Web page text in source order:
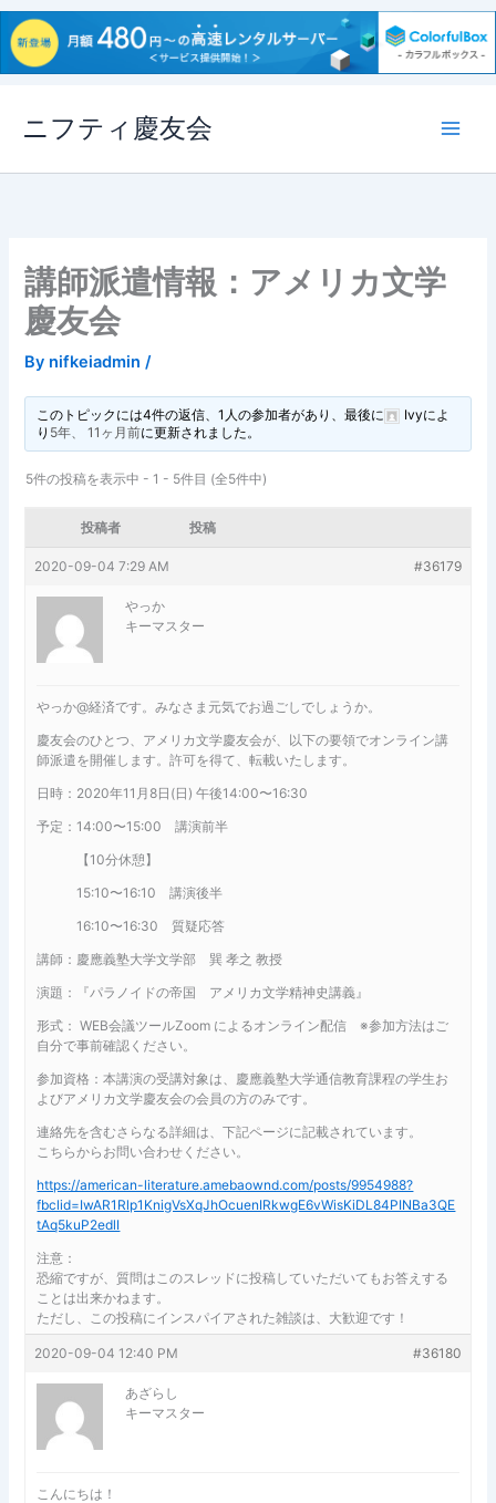
ス
ニフティ慶友会
講師派遣情報：アメリカ文学
慶友会
By nifkeiadmin/
このトピックには4件の返信、1人の参加者があり、最後に Ivyによ
り 5年、 11ヶ月前に更新されました。
5件の投稿を表示中 - 1 - 5件目 (全5件中)
投稿者 投稿
2020-09-04 7:29 AM #36179
やっか
キーマスター
やっか@経済です。みなさま元気でお過ごしでしょうか。
慶友会のひとつ、アメリカ文学慶友会が、以下の要領でオンライン講
師派遣を開催します。許可を得て、転載いたします。
日時：2020年11月8日(日) 午後14:00〜16:30
予定：14:00〜15:00 講演前半
【10分休憩】
15:10〜16:10 講演後半
16:10〜16:30 質疑応答
講師：慶應義塾大学文学部 巽 孝之 教授
演題：『パラノイドの帝国 アメリカ文学精神史講義』
形式： WEB会議ツールZoom によるオンライン配信 ※参加方法はご
自分で事前確認ください。
参加資格：本講演の受講対象は、慶應義塾大学通信教育課程の学生お
よびアメリカ文学慶友会の会員の方のみです。
連絡先を含むさらなる詳細は、下記ページに記載されています。
こちらからお問い合わせください。
https://american-literature.amebaownd.com/posts/9954988?
fbclid=IwAR1Rlp1KnigVsXqJhOcuenIRkwgE6vWisKiDL84PINBa3QE
tAq5kuP2edlI
注意：
恐縮ですが、質問はこのスレッドに投稿していただいてもお答えする
ことは出来かねます。
ただし、この投稿にインスパイアされた雑談は、大歓迎です！
2020-09-04 12:40 PM #36180
あざらし
キーマスター
こんにちは！